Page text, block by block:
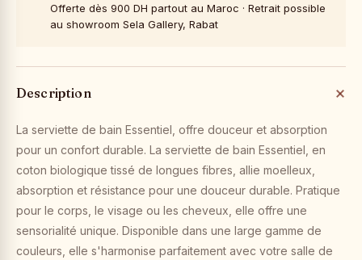
Offerte dès 900 DH partout au Maroc · Retrait possible
au showroom Sela Gallery, Rabat
Description
La serviette de bain Essentiel, offre douceur et absorption
pour un confort durable. La serviette de bain Essentiel, en
coton biologique tissé de longues fibres, allie moelleux,
absorption et résistance pour une douceur durable. Pratique
pour le corps, le visage ou les cheveux, elle offre une
sensorialité unique. Disponible dans une large gamme de
couleurs, elle s'harmonise parfaitement avec votre salle de